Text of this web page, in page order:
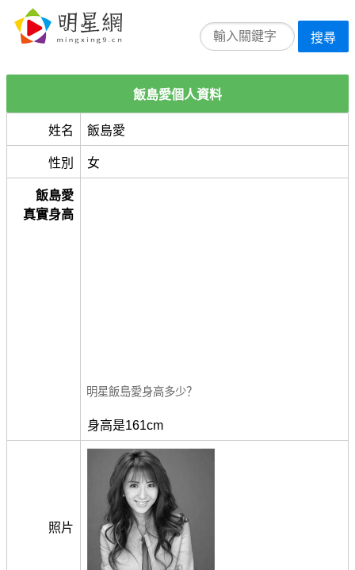
搜尋
飯島愛個人資料
姓名 飯島愛
性別 女
飯島愛
真實身高
明星飯島愛身高多少？
身高是161cm
照片